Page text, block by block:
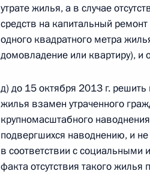
О ходе исполнения пункта 2
по итогам работы
23 ноября 2011 года, 19:55
Перечень поручений по
Президента в Республике
утрате жилья, а в случае
средств на капитальный
одного квадратного метра
домовладение или квартиру), и
д) до 15 октября 2013 г.
жилья взамен утраченного
крупномасштабного
подвергшихся наводнению, и
в соответствии с
факта отсутствия такого